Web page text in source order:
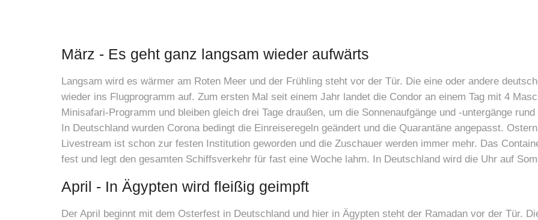
März - Es geht ganz langsam wieder aufwärts
Langsam wird es wärmer am Roten Meer und der Frühling steht vor der Tür. Die eine oder andere
wieder ins Flugprogramm auf. Zum ersten Mal seit einem Jahr landet die Condor an einem Tag mit 4
Minisafari-Programm und bleiben gleich drei Tage draußen, um die Sonnenaufgänge und -untergänge
In Deutschland wurden Corona bedingt die Einreiseregeln geändert und die Quarantäne angepasst.
Livestream ist schon zur festen Institution geworden und die Zuschauer werden immer mehr. Das
fest und legt den gesamten Schiffsverkehr für fast eine Woche lahm. In Deutschland wird die Uhr auf
April - In Ägypten wird fleißig geimpft
Der April beginnt mit dem Osterfest in Deutschland und hier in Ägypten steht der Ramadan vor der Tür.